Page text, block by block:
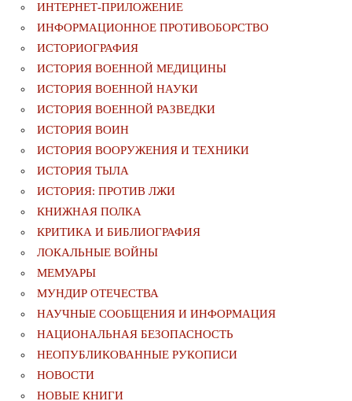
ИНТЕРНЕТ-ПРИЛОЖЕНИЕ
ИНФОРМАЦИОННОЕ ПРОТИВОБОРСТВО
ИСТОРИОГРАФИЯ
ИСТОРИЯ ВОЕННОЙ МЕДИЦИНЫ
ИСТОРИЯ ВОЕННОЙ НАУКИ
ИСТОРИЯ ВОЕННОЙ РАЗВЕДКИ
ИСТОРИЯ ВОИН
ИСТОРИЯ ВООРУЖЕНИЯ И ТЕХНИКИ
ИСТОРИЯ ТЫЛА
ИСТОРИЯ: ПРОТИВ ЛЖИ
КНИЖНАЯ ПОЛКА
КРИТИКА И БИБЛИОГРАФИЯ
ЛОКАЛЬНЫЕ ВОЙНЫ
МЕМУАРЫ
МУНДИР ОТЕЧЕСТВА
НАУЧНЫЕ СООБЩЕНИЯ И ИНФОРМАЦИЯ
НАЦИОНАЛЬНАЯ БЕЗОПАСНОСТЬ
НЕОПУБЛИКОВАННЫЕ РУКОПИСИ
НОВОСТИ
НОВЫЕ КНИГИ